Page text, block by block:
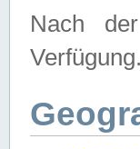
Nach
Verfügung.